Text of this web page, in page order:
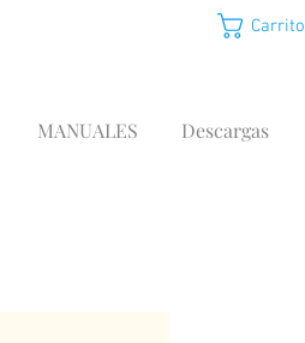
Carrito
MANUALES Descargas